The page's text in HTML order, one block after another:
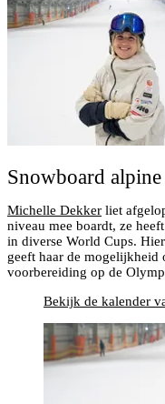
Snowboard alpine
Michelle Dekker liet
niveau mee boardt, ze
in diverse World Cups.
geeft haar de
voorbereiding op de
Bekijk de kalender